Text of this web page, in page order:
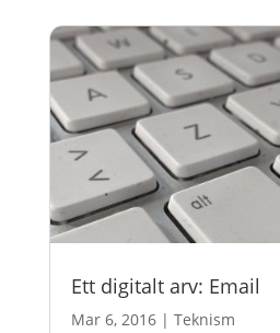
Ett digitalt arv: Email
Mar 6, 2016| Teknism